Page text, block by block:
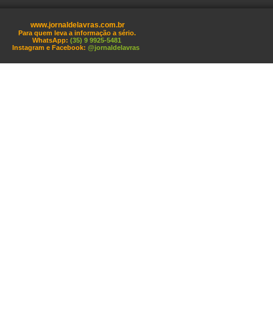
www.jornaldelavras.com.br
Para quem leva a informação a sério.
WhatsApp: (35) 9 9925-5481
Instagram e Facebook: @jornaldelavras